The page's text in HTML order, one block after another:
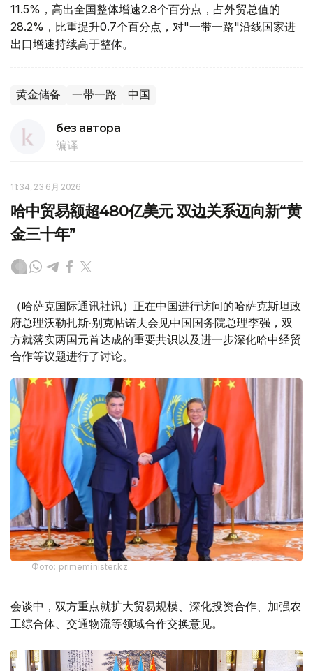
11.5%，高出全国整体增速2.8个百分点，占外贸总值的
28.2%，比重提升0.7个百分点，对"一带一路"沿线国家进
出口增速持续高于整体。
黄金储备 一带一路 中国
без автора
编译
11:34, 23 6月 2026
哈中贸易额超480亿美元 双边关系迈向新“黄
金三十年”
（哈萨克国际通讯社讯）正在中国进行访问的哈萨克斯坦政
府总理沃勒扎斯·别克帖诺夫会见中国国务院总理李强，双
方就落实两国元首达成的重要共识以及进一步深化哈中经贸
合作等议题进行了讨论。
Фото: primeminister.kz.
会谈中，双方重点就扩大贸易规模、深化投资合作、加强农
工综合体、交通物流等领域合作交换意见。